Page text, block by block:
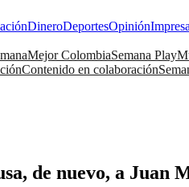
DineroDeportesOpiniónImpresa
Mejor ColombiaSemana Play
Contenido en colaboración
de nuevo, a Juan